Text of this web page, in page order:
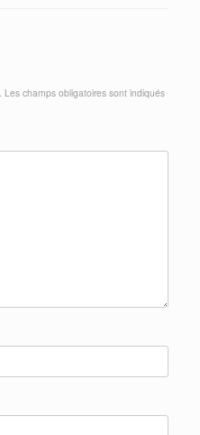
Les champs obligatoires sont indiqués